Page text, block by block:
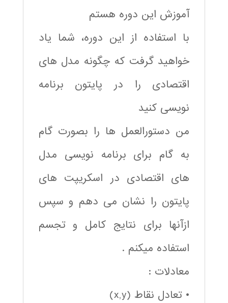
آموزش این دوره هستم
با استفاده از این دوره، شما یاد
خواهید گرفت که چگونه مدل های
اقتصادی را در پایتون برنامه
نویسی کنید
من دستورالعمل ها را بصورت گام
به گام برای برنامه نویسی مدل
های اقتصادی در اسکریپت های
پایتون را نشان می دهم و سپس
ازآنها برای نتایج کامل و تجسم
استفاده میکنم .
معادلات :
• تعادل نقاط (x,y)